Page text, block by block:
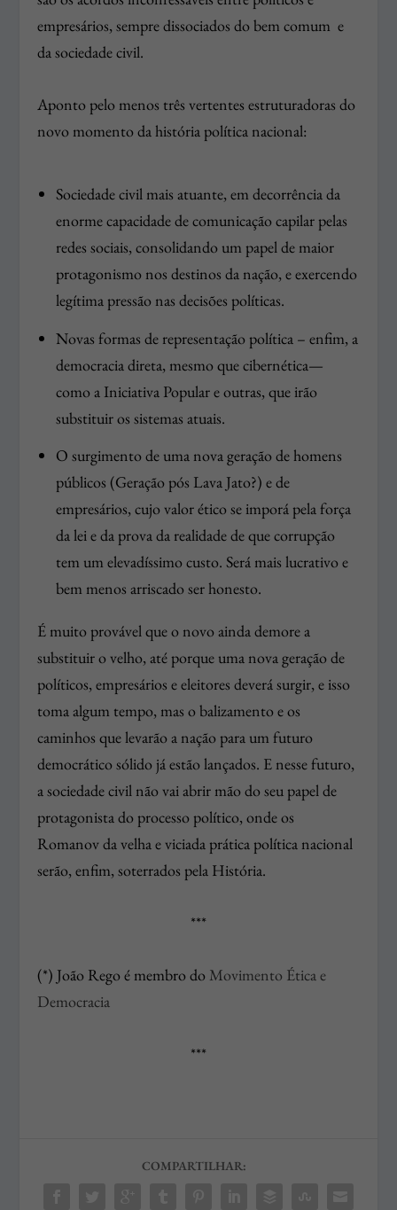
empresários, sempre dissociados do bem comum e
da sociedade civil.
Aponto pelo menos três vertentes estruturadoras do
novo momento da história política nacional:
Sociedade civil mais atuante, em decorrência da
enorme capacidade de comunicação capilar pelas
redes sociais, consolidando um papel de maior
protagonismo nos destinos da nação, e exercendo
legítima pressão nas decisões políticas.
Novas formas de representação política – enfim, a
democracia direta, mesmo que cibernética—
como a Iniciativa Popular e outras, que irão
substituir os sistemas atuais.
O surgimento de uma nova geração de homens
públicos (Geração pós Lava Jato?) e de
empresários, cujo valor ético se imporá pela força
da lei e da prova da realidade de que corrupção
tem um elevadíssimo custo. Será mais lucrativo e
bem menos arriscado ser honesto.
É muito provável que o novo ainda demore a
substituir o velho, até porque uma nova geração de
políticos, empresários e eleitores deverá surgir, e isso
toma algum tempo, mas o balizamento e os
caminhos que levarão a nação para um futuro
democrático sólido já estão lançados. E nesse futuro,
a sociedade civil não vai abrir mão do seu papel de
protagonista do processo político, onde os
Romanov da velha e viciada prática política nacional
serão, enfim, soterrados pela História.
***
(*) João Rego é membro do Movimento Ética e
Democracia
***
COMPARTILHAR: